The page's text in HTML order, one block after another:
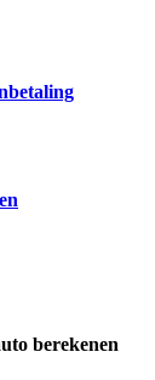
berekenen